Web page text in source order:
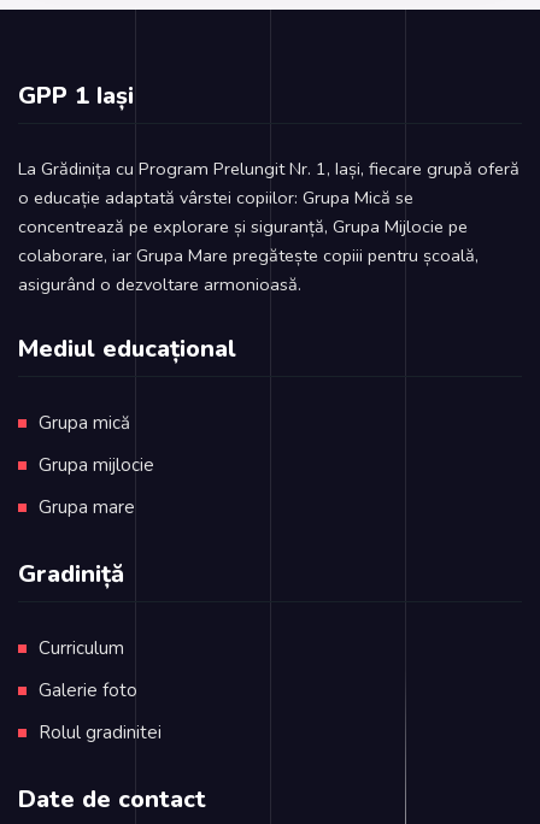
GPP 1 Iași
La Grădinița cu Program Prelungit Nr. 1, Iași, fiecare grupă oferă
o educație adaptată vârstei copiilor: Grupa Mică se
concentrează pe explorare și siguranță, Grupa Mijlocie pe
colaborare, iar Grupa Mare pregătește copiii pentru școală,
asigurând o dezvoltare armonioasă.
Mediul educațional
Grupa mică
Grupa mijlocie
Grupa mare
Gradiniță
Curriculum
Galerie foto
Rolul gradinitei
Date de contact